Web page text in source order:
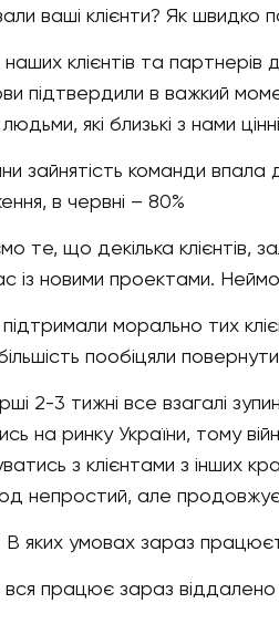
ваші клієнти? Як швидко
наших клієнтів та
підтвердили в важкий
які близькі з нами
зайнятість команди
в червні – 80%
те, що декілька клієнтів,
із новими проектами.
морально тих
пообіцяли
2-3 тижні все взагалі
на ринку України, тому
з клієнтами з інших
непростий, але
В яких умовах зараз
працює зараз